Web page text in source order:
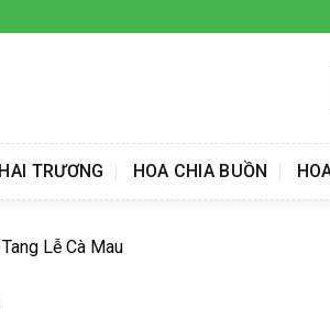
TRƯƠNG HOA CHIA BUỒN
Lễ Cà Mau